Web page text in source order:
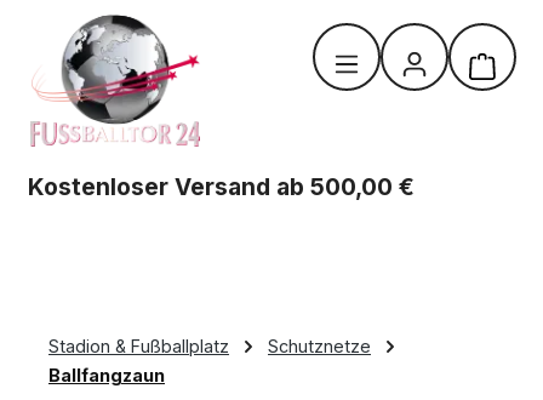
Zum Hauptinhalt springen
Kostenloser Versand ab 500,00 €
Stadion & Fußballplatz
Schutznetze
Ballfangzaun